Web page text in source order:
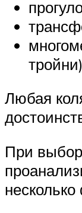
Любая
При